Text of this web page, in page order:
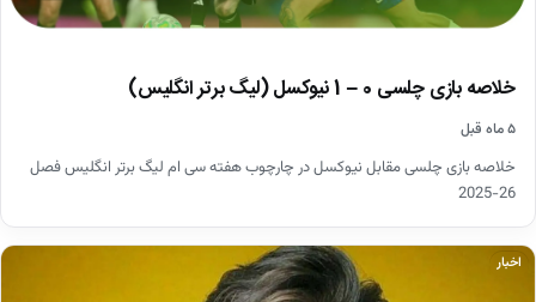
خلاصه بازی چلسی 0 – 1 نیوکسل (لیگ برتر انگلیس)
۵ ماه قبل
خلاصه بازی چلسی مقابل نیوکسل در چارچوب هفته سی ام لیگ برتر انگلیس فصل
26-2025
اخبار